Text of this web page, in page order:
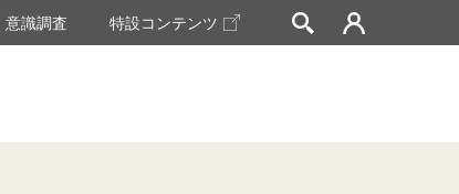
意識調査 特設コンテンツ